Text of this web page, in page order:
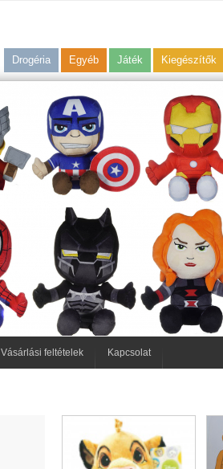
Drogéria Egyéb Játék Kiegészítők
Vásárlási feltételek Kapcsolat